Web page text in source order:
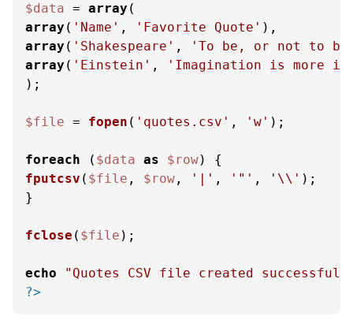
$data = array
array ( 'Name' , 'Favorite Quote'
array ( 'Shakespeare' ,
'To be, or not to
array ( 'Einstein' ,
'Imagination is more
);
$file = fopen ( 'quotes.csv' , 'w' );
foreach ( $data as $row
fputcsv ( $file , $row , '|' , '"' , '\\' );
}
fclose ( $file );
echo
"Quotes CSV file created
?>